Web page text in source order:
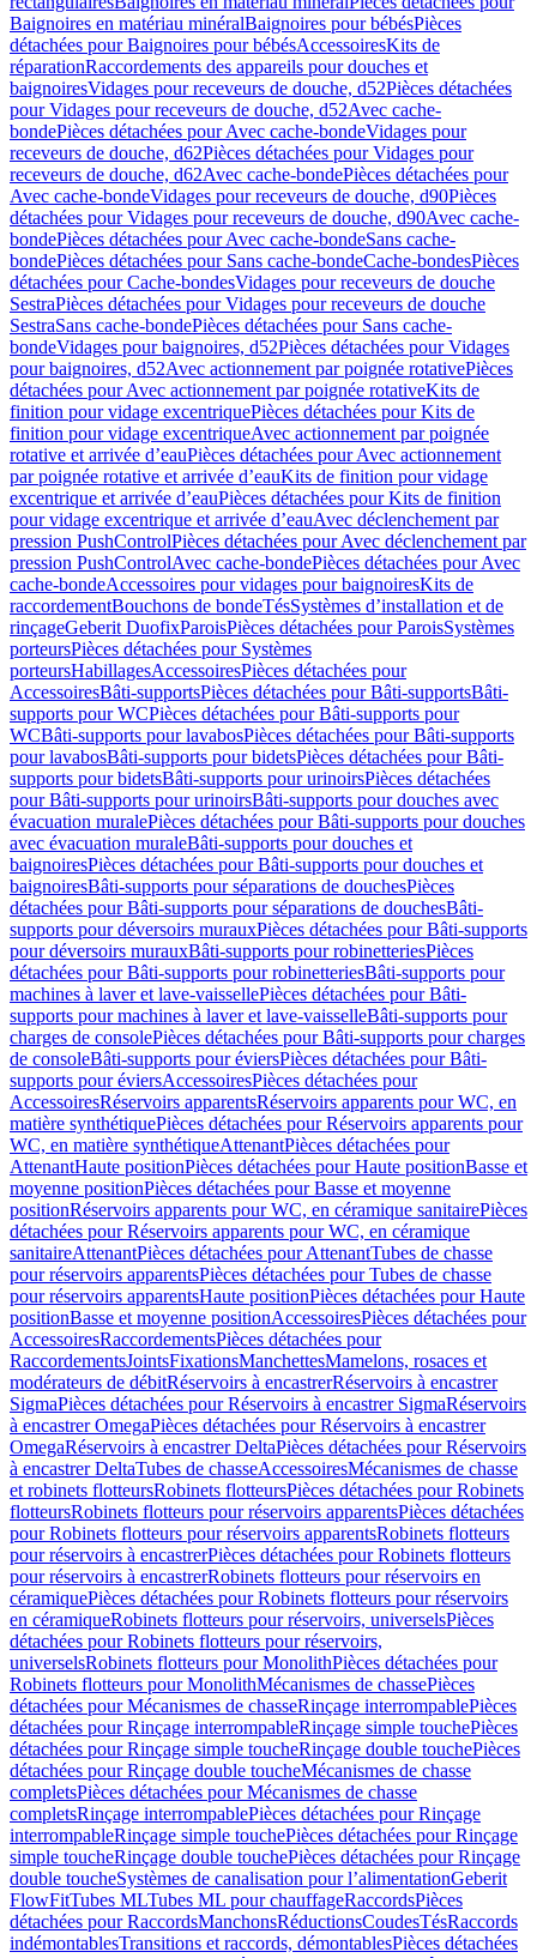
Baignoires en matériau minéralBaignoires pour bébésPièces
détachées pour Baignoires pour bébésAccessoiresKits de
réparationRaccordements des appareils pour douches et
baignoiresVidages pour receveurs de douche, d52Pièces détachées
pour Vidages pour receveurs de douche, d52Avec cache-
bondePièces détachées pour Avec cache-bondeVidages pour
receveurs de douche, d62Pièces détachées pour Vidages pour
receveurs de douche, d62Avec cache-bondePièces détachées pour
Avec cache-bondeVidages pour receveurs de douche, d90Pièces
détachées pour Vidages pour receveurs de douche, d90Avec cache-
bondePièces détachées pour Avec cache-bondeSans cache-
bondePièces détachées pour Sans cache-bondeCache-bondesPièces
détachées pour Cache-bondesVidages pour receveurs de douche
SestraPièces détachées pour Vidages pour receveurs de douche
SestraSans cache-bondePièces détachées pour Sans cache-
bondeVidages pour baignoires, d52Pièces détachées pour Vidages
pour baignoires, d52Avec actionnement par poignée rotativePièces
détachées pour Avec actionnement par poignée rotativeKits de
finition pour vidage excentriquePièces détachées pour Kits de
finition pour vidage excentriqueAvec actionnement par poignée
rotative et arrivée d’eauPièces détachées pour Avec actionnement
par poignée rotative et arrivée d’eauKits de finition pour vidage
excentrique et arrivée d’eauPièces détachées pour Kits de finition
pour vidage excentrique et arrivée d’eauAvec déclenchement par
pression PushControlPièces détachées pour Avec déclenchement par
pression PushControlAvec cache-bondePièces détachées pour Avec
cache-bondeAccessoires pour vidages pour baignoiresKits de
raccordementBouchons de bondeTésSystèmes d’installation et de
rinçageGeberit DuofixParoisPièces détachées pour ParoisSystèmes
porteursPièces détachées pour Systèmes
porteursHabillagesAccessoiresPièces détachées pour
AccessoiresBâti-supportsPièces détachées pour Bâti-supportsBâti-
supports pour WCPièces détachées pour Bâti-supports pour
WCBâti-supports pour lavabosPièces détachées pour Bâti-supports
pour lavabosBâti-supports pour bidetsPièces détachées pour Bâti-
supports pour bidetsBâti-supports pour urinoirsPièces détachées
pour Bâti-supports pour urinoirsBâti-supports pour douches avec
évacuation muralePièces détachées pour Bâti-supports pour douches
avec évacuation muraleBâti-supports pour douches et
baignoiresPièces détachées pour Bâti-supports pour douches et
baignoiresBâti-supports pour séparations de douchesPièces
détachées pour Bâti-supports pour séparations de douchesBâti-
supports pour déversoirs murauxPièces détachées pour Bâti-supports
pour déversoirs murauxBâti-supports pour robinetteriesPièces
détachées pour Bâti-supports pour robinetteriesBâti-supports pour
machines à laver et lave-vaissellePièces détachées pour Bâti-
supports pour machines à laver et lave-vaisselleBâti-supports pour
charges de consolePièces détachées pour Bâti-supports pour charges
de consoleBâti-supports pour éviersPièces détachées pour Bâti-
supports pour éviersAccessoiresPièces détachées pour
AccessoiresRéservoirs apparentsRéservoirs apparents pour WC, en
matière synthétiquePièces détachées pour Réservoirs apparents pour
WC, en matière synthétiqueAttenantPièces détachées pour
AttenantHaute positionPièces détachées pour Haute positionBasse et
moyenne positionPièces détachées pour Basse et moyenne
positionRéservoirs apparents pour WC, en céramique sanitairePièces
détachées pour Réservoirs apparents pour WC, en céramique
sanitaireAttenantPièces détachées pour AttenantTubes de chasse
pour réservoirs apparentsPièces détachées pour Tubes de chasse
pour réservoirs apparentsHaute positionPièces détachées pour Haute
positionBasse et moyenne positionAccessoiresPièces détachées pour
AccessoiresRaccordementsPièces détachées pour
RaccordementsJointsFixationsManchettesMamelons, rosaces et
modérateurs de débitRéservoirs à encastrerRéservoirs à encastrer
SigmaPièces détachées pour Réservoirs à encastrer SigmaRéservoirs
à encastrer OmegaPièces détachées pour Réservoirs à encastrer
OmegaRéservoirs à encastrer DeltaPièces détachées pour Réservoirs
à encastrer DeltaTubes de chasseAccessoiresMécanismes de chasse
et robinets flotteursRobinets flotteursPièces détachées pour Robinets
flotteursRobinets flotteurs pour réservoirs apparentsPièces détachées
pour Robinets flotteurs pour réservoirs apparentsRobinets flotteurs
pour réservoirs à encastrerPièces détachées pour Robinets flotteurs
pour réservoirs à encastrerRobinets flotteurs pour réservoirs en
céramiquePièces détachées pour Robinets flotteurs pour réservoirs
en céramiqueRobinets flotteurs pour réservoirs, universelsPièces
détachées pour Robinets flotteurs pour réservoirs,
universelsRobinets flotteurs pour MonolithPièces détachées pour
Robinets flotteurs pour MonolithMécanismes de chassePièces
détachées pour Mécanismes de chasseRinçage interrompablePièces
détachées pour Rinçage interrompableRinçage simple touchePièces
détachées pour Rinçage simple toucheRinçage double touchePièces
détachées pour Rinçage double toucheMécanismes de chasse
completsPièces détachées pour Mécanismes de chasse
completsRinçage interrompablePièces détachées pour Rinçage
interrompableRinçage simple touchePièces détachées pour Rinçage
simple toucheRinçage double touchePièces détachées pour Rinçage
double toucheSystèmes de canalisation pour l’alimentationGeberit
FlowFitTubes MLTubes ML pour chauffageRaccordsPièces
détachées pour RaccordsManchonsRéductionsCoudesTésRaccords
indémontablesTransitions et raccords, démontablesPièces détachées